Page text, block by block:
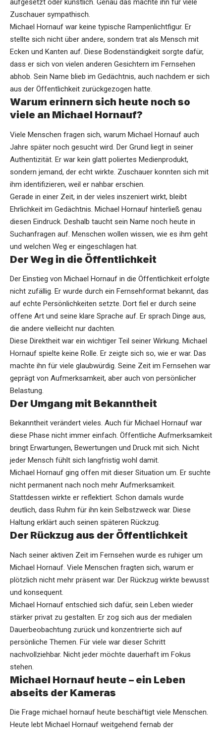
aufgesetzt oder künstlich. Genau das machte ihn für viele
Zuschauer sympathisch.
Michael Hornauf war keine typische Rampenlichtfigur. Er
stellte sich nicht über andere, sondern trat als Mensch mit
Ecken und Kanten auf. Diese Bodenständigkeit sorgte dafür,
dass er sich von vielen anderen Gesichtern im Fernsehen
abhob. Sein Name blieb im Gedächtnis, auch nachdem er sich
aus der Öffentlichkeit zurückgezogen hatte.
Warum erinnern sich heute noch so
viele an Michael Hornauf?
Viele Menschen fragen sich, warum Michael Hornauf auch
Jahre später noch gesucht wird. Der Grund liegt in seiner
Authentizität. Er war kein glatt poliertes Medienprodukt,
sondern jemand, der echt wirkte. Zuschauer konnten sich mit
ihm identifizieren, weil er nahbar erschien.
Gerade in einer Zeit, in der vieles inszeniert wirkt, bleibt
Ehrlichkeit im Gedächtnis. Michael Hornauf hinterließ genau
diesen Eindruck. Deshalb taucht sein Name noch heute in
Suchanfragen auf. Menschen wollen wissen, wie es ihm geht
und welchen Weg er eingeschlagen hat.
Der Weg in die Öffentlichkeit
Der Einstieg von Michael Hornauf in die Öffentlichkeit erfolgte
nicht zufällig. Er wurde durch ein Fernsehformat bekannt, das
auf echte Persönlichkeiten setzte. Dort fiel er durch seine
offene Art und seine klare Sprache auf. Er sprach Dinge aus,
die andere vielleicht nur dachten.
Diese Direktheit war ein wichtiger Teil seiner Wirkung. Michael
Hornauf spielte keine Rolle. Er zeigte sich so, wie er war. Das
machte ihn für viele glaubwürdig. Seine Zeit im Fernsehen war
geprägt von Aufmerksamkeit, aber auch von persönlicher
Belastung.
Der Umgang mit Bekanntheit
Bekanntheit verändert vieles. Auch für Michael Hornauf war
diese Phase nicht immer einfach. Öffentliche Aufmerksamkeit
bringt Erwartungen, Bewertungen und Druck mit sich. Nicht
jeder Mensch fühlt sich langfristig wohl damit.
Michael Hornauf ging offen mit dieser Situation um. Er suchte
nicht permanent nach noch mehr Aufmerksamkeit.
Stattdessen wirkte er reflektiert. Schon damals wurde
deutlich, dass Ruhm für ihn kein Selbstzweck war. Diese
Haltung erklärt auch seinen späteren Rückzug.
Der Rückzug aus der Öffentlichkeit
Nach seiner aktiven Zeit im Fernsehen wurde es ruhiger um
Michael Hornauf. Viele Menschen fragten sich, warum er
plötzlich nicht mehr präsent war. Der Rückzug wirkte bewusst
und konsequent.
Michael Hornauf entschied sich dafür, sein Leben wieder
stärker privat zu gestalten. Er zog sich aus der medialen
Dauerbeobachtung zurück und konzentrierte sich auf
persönliche Themen. Für viele war dieser Schritt
nachvollziehbar. Nicht jeder möchte dauerhaft im Fokus
stehen.
Michael Hornauf heute – ein Leben
abseits der Kameras
Die Frage michael hornauf heute beschäftigt viele Menschen.
Heute lebt Michael Hornauf weitgehend fernab der